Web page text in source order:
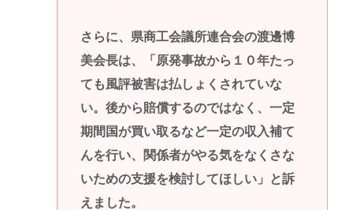
さらに、県商工会議所連合会の渡邊博
美会長は、「原発事故から１０年たっ
ても風評被害は払しょくされていな
い。後から賠償するのではなく、一定
期間国が買い取るなど一定の収入補て
んを行い、関係者がやる気をなくさな
いための支援を検討してほしい」と訴
えました。